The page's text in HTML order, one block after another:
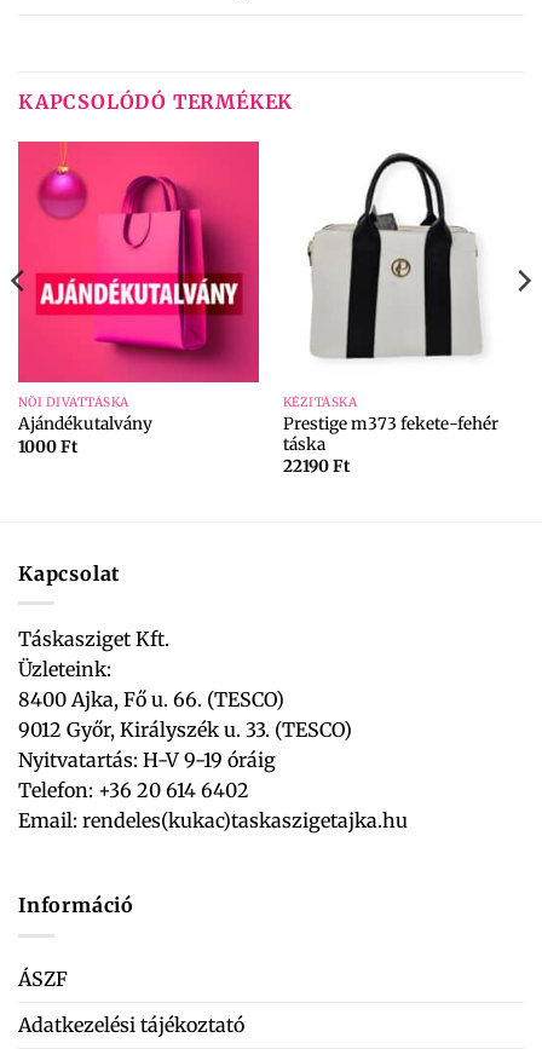
KAPCSOLÓDÓ TERMÉKEK
NŐI DIVATTÁSKA
Ajándékutalvány
1000Ft
KÉZITÁSKA
Prestige m373 fekete-fehér
táska
22190Ft
Kapcsolat
Táskasziget Kft.
Üzleteink:
8400 Ajka, Fő u. 66. (TESCO)
9012 Győr, Királyszék u. 33. (TESCO)
Nyitvatartás: H-V 9-19 óráig
Telefon: +36 20 614 6402
Email: rendeles(kukac)taskaszigetajka.hu
Információ
ÁSZF
Adatkezelési tájékoztató